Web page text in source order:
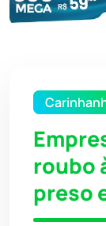
roubo
preso